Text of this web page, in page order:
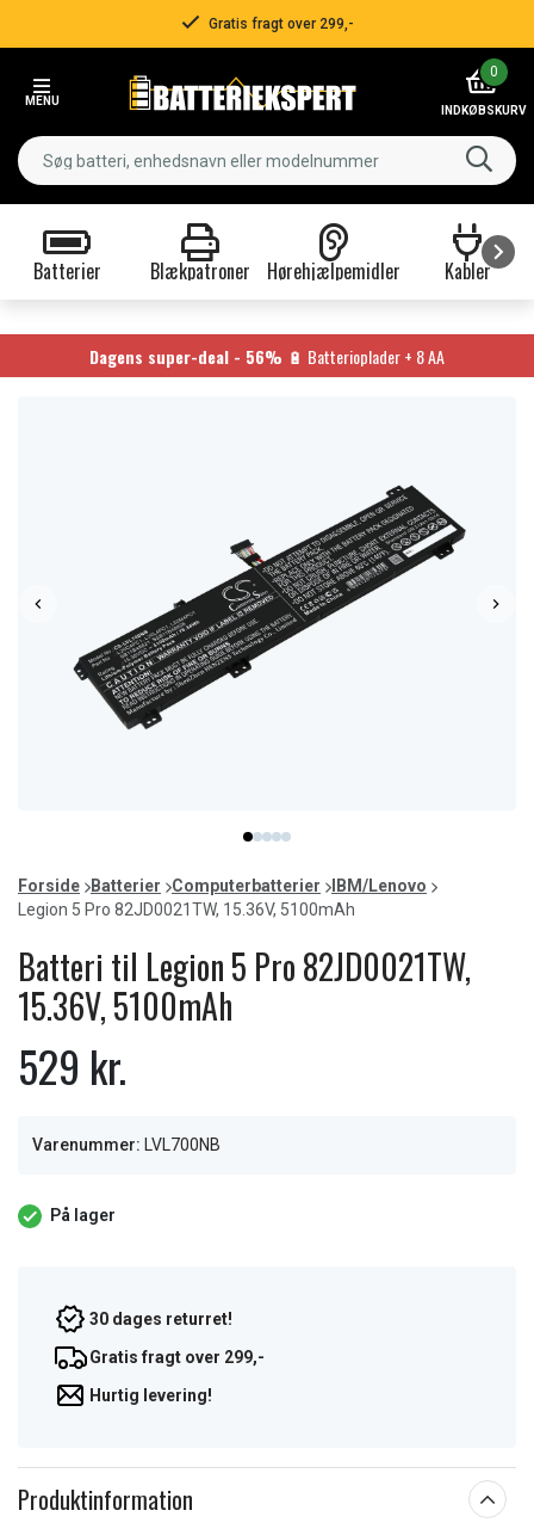
Gratis fragt over 299,-
MENU
0
INDKØBSKURV
Batterier Blækpatroner Hørehjælpemidler Kabler
9
Dagens super-deal - 56% 🔋 Batterioplader + 8 AA
item
0
item
1
item
2
item
3
item
4
of
5
Forside Batterier Computerbatterier
IBM/Lenovo
Legion 5 Pro 82JD0021TW, 15.36V, 5100mAh
Batteri til Legion 5 Pro 82JD0021TW,
15.36V, 5100mAh
529 kr.
Varenummer: LVL700NB
På lager
30 dages returret!
Gratis fragt over 299,-
Hurtig levering!
Produktinformation